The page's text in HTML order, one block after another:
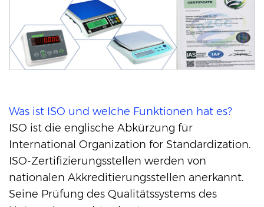
Was ist ISO und welche Funktionen hat es?
ISO ist die englische Abkürzung für
International Organization for Standardization.
ISO-Zertifizierungsstellen werden von
nationalen Akkreditierungsstellen anerkannt.
Seine Prüfung des Qualitätssystems des